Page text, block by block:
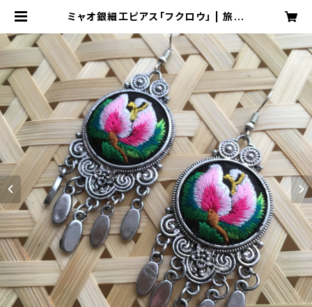
ミャオ銀細工ピアス「フクロウ」 | 旅百